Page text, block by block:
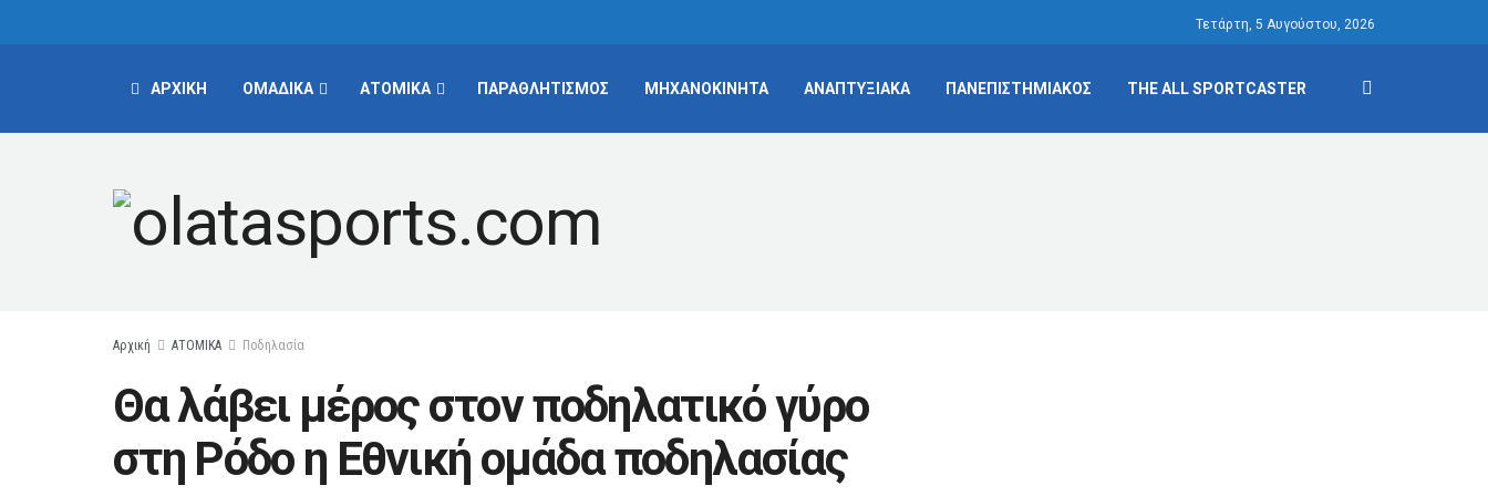
Τετάρτη, 5 Αυγούστου, 2026
ΑΡΧΙΚΗ ΟΜΑΔΙΚΑ ΑΤΟΜΙΚΑ ΠΑΡΑΘΛΗΤΙΣΜΟΣ ΜΗΧΑΝΟΚΙΝΗΤΑ ΑΝΑΠΤΥΞΙΑΚΑ ΠΑΝΕΠΙΣΤΗΜΙΑΚΟΣ THE ALL SPORTCASTER
Αρχική ΑΤΟΜΙΚΑ Ποδηλασία
Θα λάβει μέρος στον ποδηλατικό γύρο
στη Ρόδο η Εθνική ομάδα ποδηλασίας